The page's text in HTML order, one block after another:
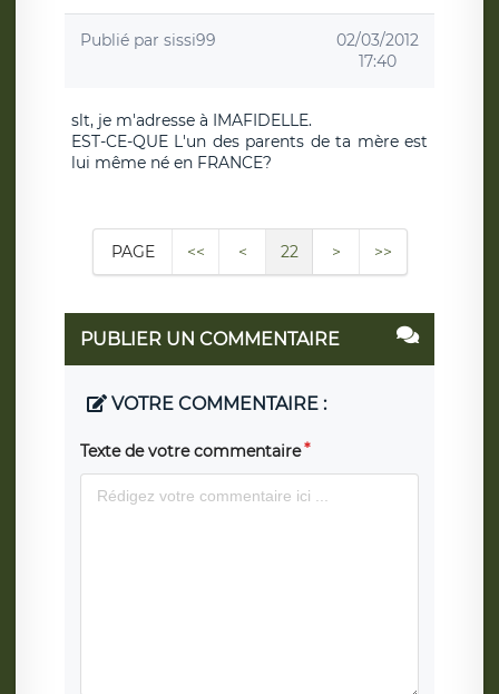
Publié par sissi99
02/03/2012
17:40
slt, je m'adresse à IMAFIDELLE.
EST-CE-QUE L'un des parents de ta mère est
lui même né en FRANCE?
PAGE << < 22 > >>
PUBLIER UN COMMENTAIRE
VOTRE COMMENTAIRE :
Texte de votre commentaire